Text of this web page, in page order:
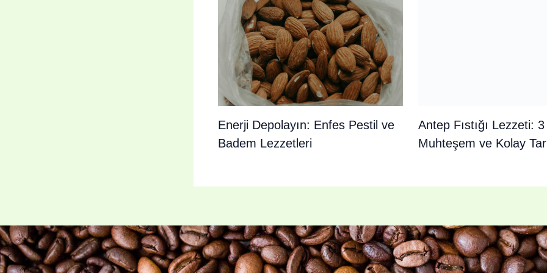
Enerji Depolayın: Enfes Pestil ve
Badem Lezzetleri
Antep Fıstığı Lezzeti: 3
Muhteşem ve Kolay